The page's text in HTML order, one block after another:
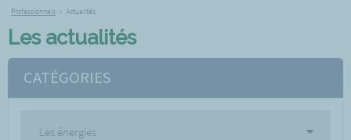
Professionnels > Actualités
Les actualités
CATÉGORIES
Les énergies